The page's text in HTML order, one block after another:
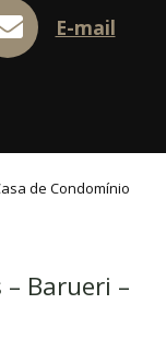
E-mail
de Condomínio
Barueri –